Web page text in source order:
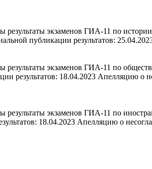
экзаменов ГИА-11 по
публикации результатов:
экзаменов ГИА-11 по
результатов: 18.04.2023 Апелляцию о
экзаменов ГИА-11 по
18.04.2023 Апелляцию о